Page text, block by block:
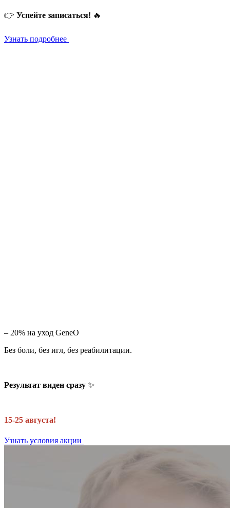
👉 Успейте записаться! 🔥
Узнать подробнее
– 20% на уход GeneO
Без боли, без игл, без реабилитации.
Результат виден сразу ✨
15-25 августа!
Узнать условия акции